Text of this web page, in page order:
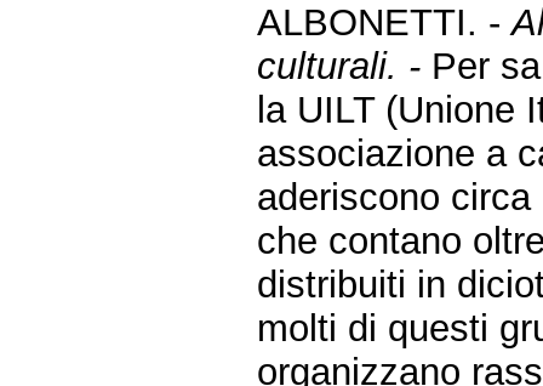
ALBONETTI. -
culturali. - Per
la UILT (Unione
associazione a
aderiscono
che contano
distribuiti in
molti di questi
organizzano